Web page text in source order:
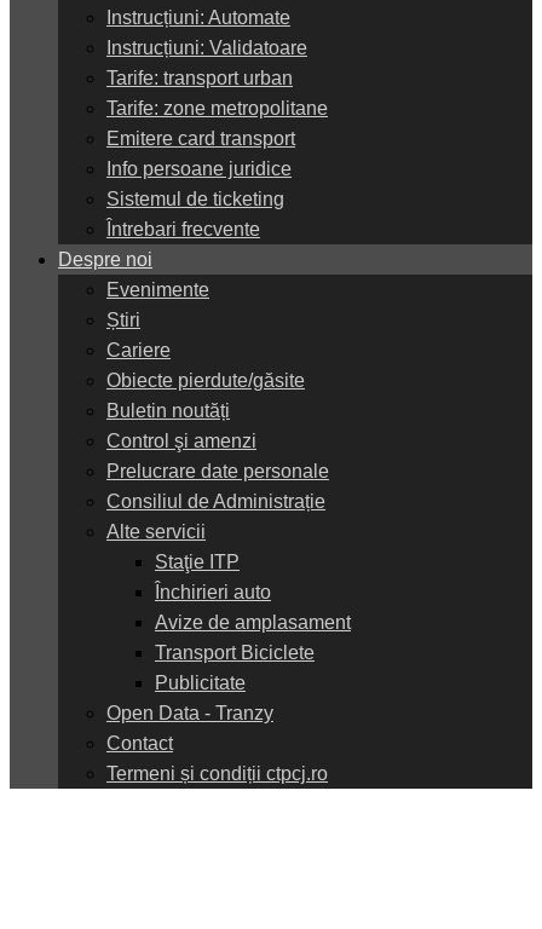
Instrucțiuni: Automate
Instrucțiuni: Validatoare
Tarife: transport urban
Tarife: zone metropolitane
Emitere card transport
Info persoane juridice
Sistemul de ticketing
Întrebari frecvente
Despre noi
Evenimente
Știri
Cariere
Obiecte pierdute/găsite
Buletin noutăți
Control şi amenzi
Prelucrare date personale
Consiliul de Administrație
Alte servicii
Staţie ITP
Închirieri auto
Avize de amplasament
Transport Biciclete
Publicitate
Open Data - Tranzy
Contact
Termeni și condiții ctpcj.ro